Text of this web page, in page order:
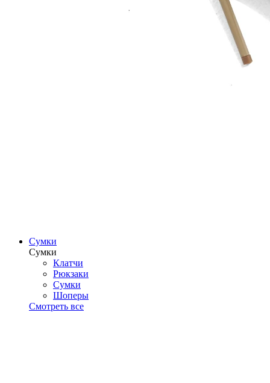
Сумки
Сумки
Клатчи
Рюкзаки
Сумки
Шоперы
Смотреть все